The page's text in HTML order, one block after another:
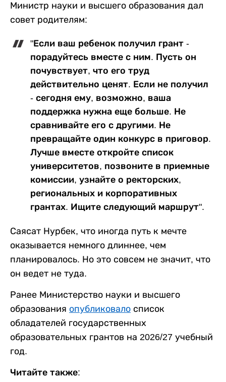
Министр науки и высшего образования дал
совет родителям:
"Если ваш ребенок получил грант -
порадуйтесь вместе с ним. Пусть он
почувствует, что его труд
действительно ценят. Если не получил
- сегодня ему, возможно, ваша
поддержка нужна еще больше. Не
сравнивайте его с другими. Не
превращайте один конкурс в приговор.
Лучше вместе откройте список
университетов, позвоните в приемные
комиссии, узнайте о ректорских,
региональных и корпоративных
грантах. Ищите следующий маршрут".
Саясат Нурбек, что иногда путь к мечте
оказывается немного длиннее, чем
планировалось. Но это совсем не значит, что
он ведет не туда.
Ранее Министерство науки и высшего
образования опубликовало список
обладателей государственных
образовательных грантов на 2026/27 учебный
год.
Читайте также: